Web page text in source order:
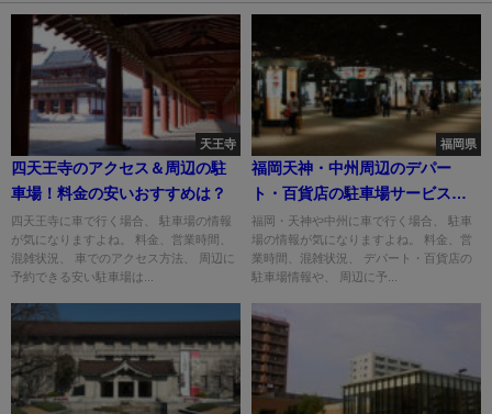
天王寺
四天王寺のアクセス＆周辺の駐
車場！料金の安いおすすめは？
四天王寺に車で行く場合、 駐車場の情報
が気になりますよね。 料金、営業時間、
混雑状況、 車でのアクセス方法、 周辺に
予約できる安い駐車場は...
福岡県
福岡天神・中州周辺のデパー
ト・百貨店の駐車場サービスま
とめ！
福岡・天神や中州に車で行く場合、 駐車
場の情報が気になりますよね。 料金、営
業時間、混雑状況、 デパート・百貨店の
駐車場情報や、 周辺に予...